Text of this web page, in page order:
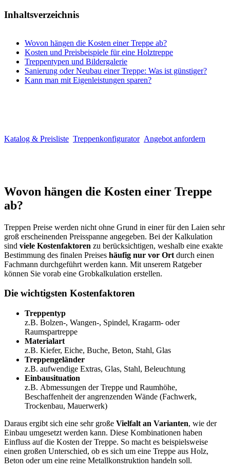
Inhaltsverzeichnis
Wovon hängen die Kosten einer Treppe ab?
Kosten und Preisbeispiele für eine Holztreppe
Treppentypen und Bildergalerie
Sanierung oder Neubau einer Treppe: Was ist günstiger?
Kann man mit Eigenleistungen sparen?
Katalog & Preisliste Treppenkonfigurator Angebot anfordern
Wovon hängen die Kosten einer Treppe
ab?
Treppen Preise werden nicht ohne Grund in einer für den Laien sehr
groß erscheinenden Preisspanne angegeben. Bei der Kalkulation
sind viele Kostenfaktoren zu berücksichtigen, weshalb eine exakte
Bestimmung des finalen Preises häufig nur vor Ort durch einen
Fachmann durchgeführt werden kann. Mit unserem Ratgeber
können Sie vorab eine Grobkalkulation erstellen.
Die wichtigsten Kostenfaktoren
Treppentyp
z.B. Bolzen-, Wangen-, Spindel, Kragarm- oder
Raumspartreppe
Materialart
z.B. Kiefer, Eiche, Buche, Beton, Stahl, Glas
Treppengeländer
z.B. aufwendige Extras, Glas, Stahl, Beleuchtung
Einbausituation
z.B. Abmessungen der Treppe und Raumhöhe,
Beschaffenheit der angrenzenden Wände (Fachwerk,
Trockenbau, Mauerwerk)
Daraus ergibt sich eine sehr große Vielfalt an Varianten, wie der
Einbau umgesetzt werden kann. Diese Kombinationen haben
Einfluss auf die Kosten der Treppe. So macht es beispielsweise
einen großen Unterschied, ob es sich um eine Treppe aus Holz,
Beton oder um eine reine Metallkonstruktion handeln soll.